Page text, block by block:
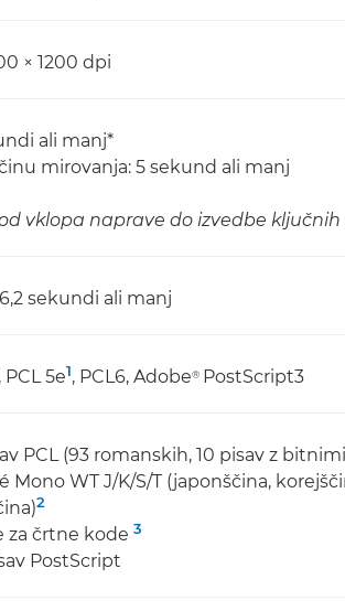
× 1200 dpi
ali manj*
mirovanja: 5 sekund ali manj
vklopa naprave do izvedbe
sekundi ali manj
PCL 5e1, PCL6, Adobe® PostScript3
PCL (93 romanskih, 10 pisav z
Mono WT J/K/S/T (japonščina,
2
za črtne kode 3
PostScript